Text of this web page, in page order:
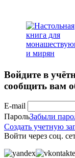
Войдите в
сообщить вам
E-mail
ПарольЗабыли
Создать учетную
Войти через соц.